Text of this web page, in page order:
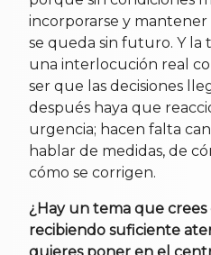
incorporarse y
se queda sin futuro. Y la
una interlocución real
ser que las decisiones
después haya que
urgencia; hacen falta
hablar de medidas, de
cómo se corrigen.
¿Hay un tema que crees
recibiendo suficiente